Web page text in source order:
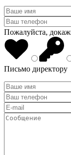
Пожалуйста,
Письмо директору